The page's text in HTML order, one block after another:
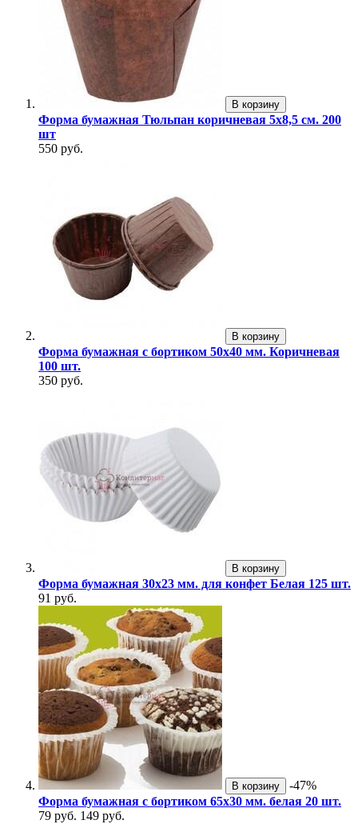
В корзину
Форма бумажная Тюльпан коричневая 5х8,5 см. 200
шт
550 руб.
В корзину
Форма бумажная с бортиком 50х40 мм. Коричневая
100 шт.
350 руб.
В корзину
Форма бумажная 30х23 мм. для конфет Белая 125 шт.
91 руб.
В корзину
-47%
Форма бумажная с бортиком 65х30 мм. белая 20 шт.
79 руб. 149 руб.